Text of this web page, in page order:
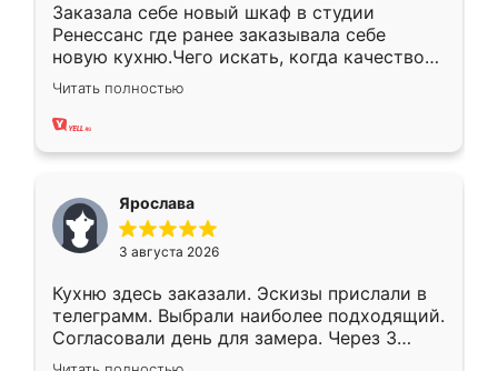
Заказала себе новый шкаф в студии
Ренессанс где ранее заказывала себе
новую кухню.Чего искать, когда качеством
вполне довольна. Служит кухня уже почти
два года, нареканий нет.
Читать полностью
Ярослава
3 августа 2026
Кухню здесь заказали. Эскизы прислали в
телеграмм. Выбрали наиболее подходящий.
Согласовали день для замера. Через 3
недели кухня была уже готова. Остались